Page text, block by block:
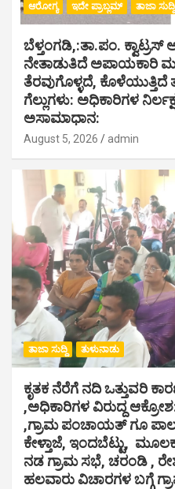
ಆರೋಗ್ಯ ಇದೇ ಪ್ರಾಬ್ಲಮ್ ತಾಜಾ ಸುದ್ದಿ
ಬೆಳ್ತಂಗಡಿ,:ತಾ.ಪಂ‌.
ನೇತಾಡುತಿದೆ ಅಪಾಯಕಾರಿ
ತೆರವುಗೊಳ್ಳದೆ,
ಗೆಲ್ಲುಗಳು: ಅಧಿಕಾರಿಗಳ
ಅಸಾಮಾಧಾನ:
August 5, 2026 admin
ತಾಜಾ ಸುದ್ದಿ ತುಳುನಾಡು
ಕೃತಕ ನೆರೆಗೆ ನದಿ ಒತ್ತುವರಿ
,ಅಧಿಕಾರಿಗಳ ವಿರುದ್ದ
,ಗ್ರಾಮ ಪಂಚಾಯತ್ ಗೂ
ಕೇಳ್ತಾಜೆ, ಇಂದಬೆಟ್ಟು,
ನಡ ಗ್ರಾಮ ಸಭೆ, ಚರಂಡಿ ,
ಹಲವಾರು ವಿಚಾರಗಳ ಬಗ್ಗೆ